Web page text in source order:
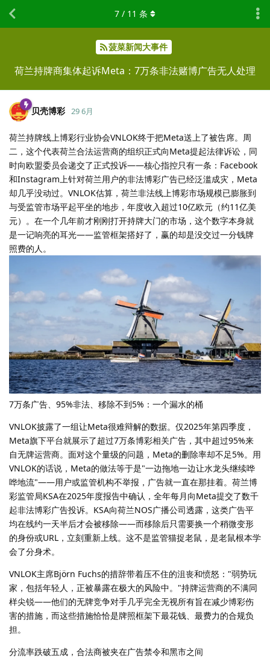
菠菜新闻大事件
荷兰持牌商集体起诉Meta：7万条非法赌博广告无人处理
7 / 11 条
贝壳博彩 29 6月
荷兰持牌线上博彩行业协会VNLOK终于把Meta送上了被告席。周
二，这个代表荷兰合法运营商的组织正式向Meta提起法律诉讼，同
时向欧盟委员会递交了正式投诉——核心指控只有一条：Facebook
和Instagram上针对荷兰用户的非法博彩广告已经泛滥成灾，Meta
却几乎没动过。VNLOK估算，荷兰非法线上博彩市场规模已膨胀到
与受监管市场平起平坐的地步，年度收入超过10亿欧元（约11亿美
元）。在一个几年前才刚刚打开持牌大门的市场，这个数字本身就
是一记响亮的耳光——监管框架搭好了，赢的却是没交过一分钱牌
照费的人。
7万条广告、95%非法、移除不到5%：一个漏水的桶
VNLOK披露了一组让Meta很难辩解的数据。仅2025年第四季度，
Meta旗下平台就展示了超过7万条博彩相关广告，其中超过95%来
自无牌运营商。面对这个量级的问题，Meta的删除率却不足5%。用
VNLOK的话说，Meta的做法等于是"一边拖地一边让水龙头继续哗
哗地流"——用户或监管机构不举报，广告就一直在那挂着。荷兰博
彩监管局KSA在2025年度报告中确认，全年每月向Meta提交了数千
起非法博彩广告投诉。KSA向荷兰NOS广播公司透露，这类广告平
均在线约一天半后才会被移除——而移除后只需要换一个稍微变形
的身份或URL，立刻重新上线。这不是监管猫捉老鼠，是老鼠根本学
会了分身术。
VNLOK主席Björn Fuchs的措辞带着压不住的沮丧和愤怒："弱势玩
家，包括年轻人，正被暴露在极大的风险中。"持牌运营商的不满同
样尖锐——他们的无牌竞争对手几乎完全无视所有旨在减少博彩伤
害的措施，而这些措施恰恰是牌照框架下最花钱、最费力的合规负
担。
分流率跌破五成，合法商被夹在广告禁令和黑市之间